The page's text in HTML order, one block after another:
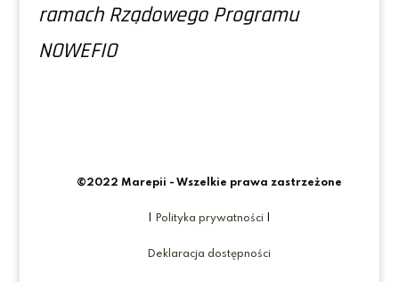
ramach Rządowego Programu
NOWEFIO
©2022 Marepii - Wszelkie prawa zastrzeżone
Polityka prywatności|
Deklaracja dostępności